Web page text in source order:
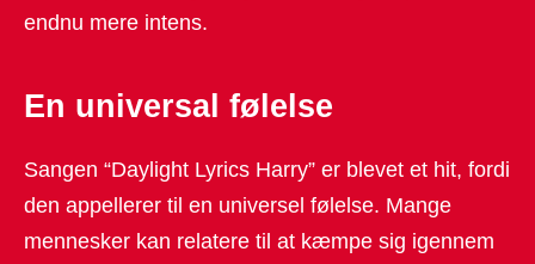
endnu mere intens.
En universal følelse
Sangen “Daylight Lyrics Harry” er blevet et hit, fordi
den appellerer til en universel følelse. Mange
mennesker kan relatere til at kæmpe sig igennem